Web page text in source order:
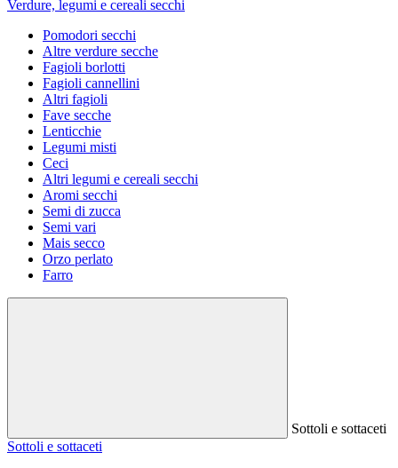
Verdure, legumi e cereali secchi
Pomodori secchi
Altre verdure secche
Fagioli borlotti
Fagioli cannellini
Altri fagioli
Fave secche
Lenticchie
Legumi misti
Ceci
Altri legumi e cereali secchi
Aromi secchi
Semi di zucca
Semi vari
Mais secco
Orzo perlato
Farro
Sottoli e sottaceti
Sottoli e sottaceti